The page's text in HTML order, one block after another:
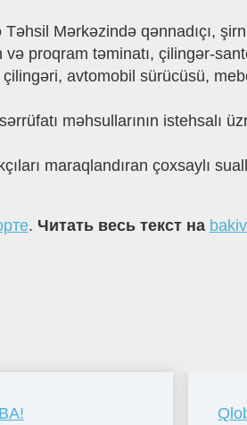
Mərkəzində qənnadıçı,
və proqram təminatı, çilingər-
avtomobil sürücüsü,
məhsullarının istehsalı
maraqlandıran çoxsaylı
. Читать весь текст на